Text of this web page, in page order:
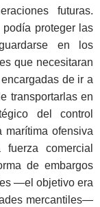
futuras.
proteger las
en los
que necesitaran
de ir a
transportarlas en
del control
marítima ofensiva
comercial
de embargos
—el objetivo era
mercantiles—